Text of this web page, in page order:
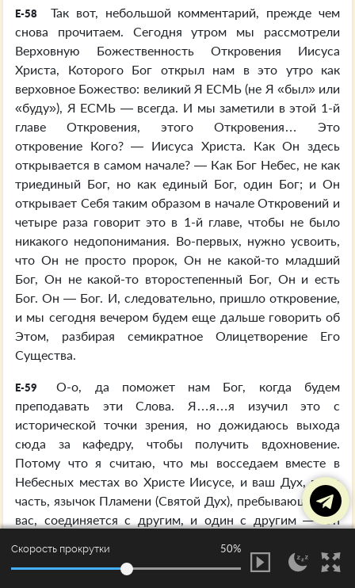
E-58
Так вот, небольшой комментарий, прежде чем
снова прочитаем. Сегодня утром мы рассмотрели
Верховную Божественность Откровения Иисуса
Христа, Которого Бог открыл нам в это утро как
верховное Божество: великий Я ЕСМЬ (не Я «был» или
«буду»), Я ЕСМЬ — всегда. И мы заметили в этой 1-й
главе Откровения, этого Откровения… Это
откровение Кого? — Иисуса Христа. Как Он здесь
открывается в самом начале? — Как Бог Небес, не как
триединый Бог, но как единый Бог, один Бог; и Он
открывает Себя таким образом в начале Откровений и
четыре раза говорит это в 1-й главе, чтобы не было
никакого недопонимания. Во-первых, нужно усвоить,
что Он не просто пророк, Он не какой-то младший
Бог, Он не какой-то второстепенный Бог, Он и есть
Бог. Он — Бог. И, следовательно, пришло откровение,
и мы сегодня вечером будем еще дальше говорить об
Этом, разбирая семикратное Олицетворение Его
Существа.
E-59
О-о, да поможет нам Бог, когда будем
преподавать эти Слова. Я…я…я изучил это с
исторической точки зрения, но дожидаюсь выхода
сюда за кафедру, чтобы получить вдохновение.
Потому что я считаю, что мы восседаем вместе в
Небесных местах во Христе Иисусе, и ваш Дух, ваша
часть, язычок Пламени (Святой Дух), пребывающий на
вас, соединяется с другим, и один с другим — Он
вот где откровения…
Скорость прокрутки 50%